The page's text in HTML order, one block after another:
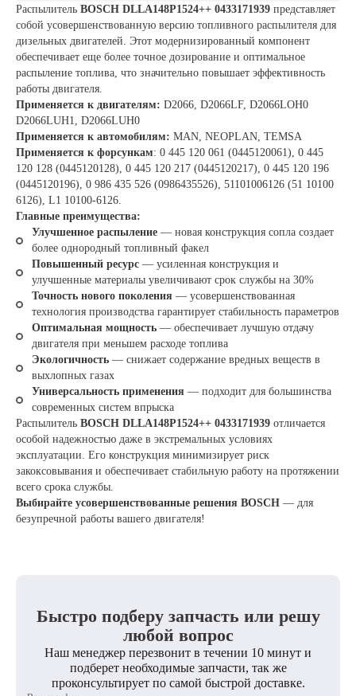
Распылитель BOSCH DLLA148P1524++ 0433171939 представляет
собой усовершенствованную версию топливного распылителя для
дизельных двигателей. Этот модернизированный компонент
обеспечивает еще более точное дозирование и оптимальное
распыление топлива, что значительно повышает эффективность
работы двигателя.
Применяется к двигателям: D2066, D2066LF, D2066LOH0
D2066LUH1, D2066LUH0
Применяется к автомобилям: MAN, NEOPLAN, TEMSA
Применяется к форсункам: 0 445 120 061 (0445120061), 0 445
120 128 (0445120128), 0 445 120 217 (0445120217), 0 445 120 196
(0445120196), 0 986 435 526 (0986435526), 51101006126 (51 10100
6126), L1 10100-6126.
Главные преимущества:
Улучшенное распыление — новая конструкция сопла создает
более однородный топливный факел
Повышенный ресурс — усиленная конструкция и
улучшенные материалы увеличивают срок службы на 30%
Точность нового поколения — усовершенствованная
технология производства гарантирует стабильность параметров
Оптимальная мощность — обеспечивает лучшую отдачу
двигателя при меньшем расходе топлива
Экологичность — снижает содержание вредных веществ в
выхлопных газах
Универсальность применения — подходит для большинства
современных систем впрыска
Распылитель BOSCH DLLA148P1524++ 0433171939 отличается
особой надежностью даже в экстремальных условиях
эксплуатации. Его конструкция минимизирует риск
закоксовывания и обеспечивает стабильную работу на протяжении
всего срока службы.
Выбирайте усовершенствованные решения BOSCH — для
безупречной работы вашего двигателя!
Быстро подберу запчасть или решу
любой вопрос
Наш менеджер перезвонит в течении 10 минут и
подберет необходимые запчасти, так же
проконсультирует по самой быстрой доставке.